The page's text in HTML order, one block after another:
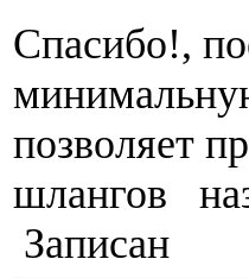
Спасибо!,
позволяет
шлангов
Записан